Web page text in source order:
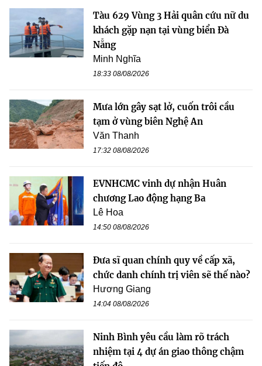
Tàu 629 Vùng 3 Hải quân cứu nữ du
khách gặp nạn tại vùng biển Đà
Nẵng
Minh Nghĩa
18:33 08/08/2026
Mưa lớn gây sạt lở, cuốn trôi cầu
tạm ở vùng biên Nghệ An
Văn Thanh
17:32 08/08/2026
EVNHCMC vinh dự nhận Huân
chương Lao động hạng Ba
Lê Hoa
14:50 08/08/2026
Đưa sĩ quan chính quy về cấp xã,
chức danh chính trị viên sẽ thế nào?
Hương Giang
14:04 08/08/2026
Ninh Bình yêu cầu làm rõ trách
nhiệm tại 4 dự án giao thông chậm